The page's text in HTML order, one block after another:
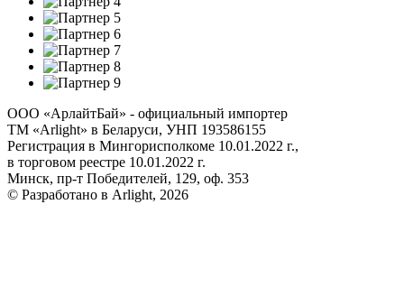
ООО «АрлайтБай» - официальный импортер
ТМ «Arlight» в Беларуси, УНП 193586155
Регистрация в Мингорисполкоме 10.01.2022 г.,
в торговом реестре 10.01.2022 г.
Минск, пр-т Победителей, 129, оф. 353
© Разработано в Arlight, 2026